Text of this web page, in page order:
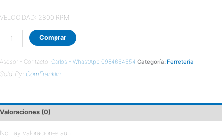
VELOCIDAD: 2800 RPM
Comprar
Asesor - Contacto: Carlos - WhastApp 0984664654 Categoría: Ferretería
Sold By: ComFranklin
Valoraciones (0)
No hay valoraciones aún.